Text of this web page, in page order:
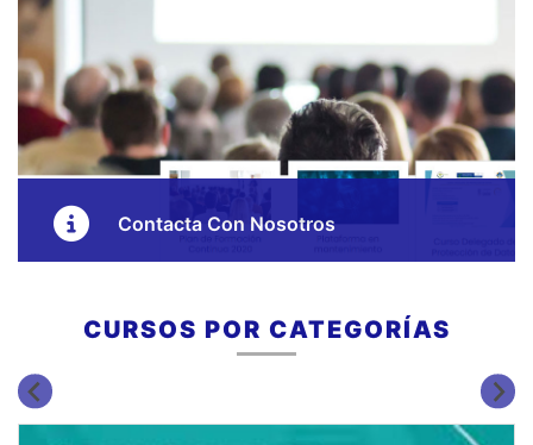
Contacta Con Nosotros
Tel.: 985 21 98 70
CURSOS POR CATEGORÍAS